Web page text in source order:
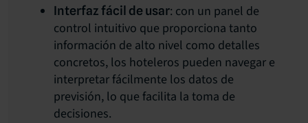
Interfaz fácil de usar: con un panel de
control intuitivo que proporciona tanto
información de alto nivel como detalles
concretos, los hoteleros pueden navegar e
interpretar fácilmente los datos de
previsión, lo que facilita la toma de
decisiones.